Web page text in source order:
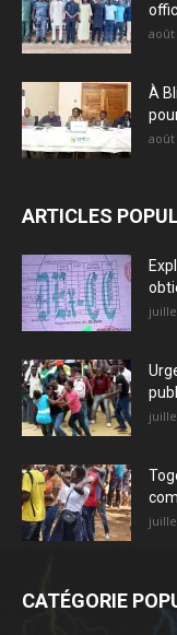
août
À
août
ARTICLES
CATÉGORIE